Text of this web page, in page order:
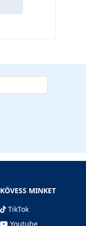
KÖVESS MINKET
TikTok
Youtube